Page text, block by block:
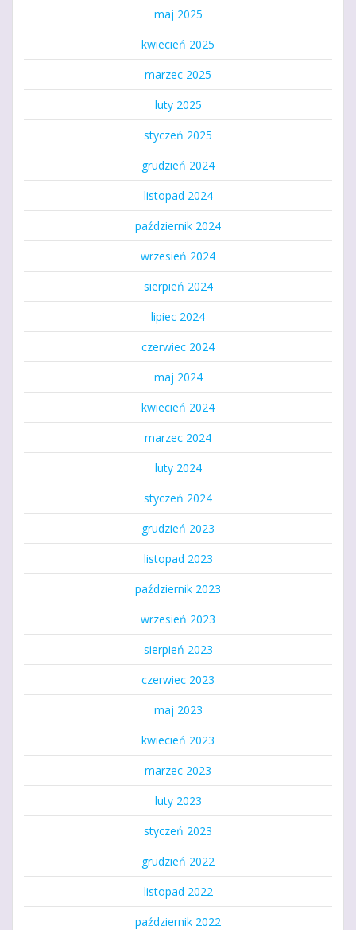
maj 2025
kwiecień 2025
marzec 2025
luty 2025
styczeń 2025
grudzień 2024
listopad 2024
październik 2024
wrzesień 2024
sierpień 2024
lipiec 2024
czerwiec 2024
maj 2024
kwiecień 2024
marzec 2024
luty 2024
styczeń 2024
grudzień 2023
listopad 2023
październik 2023
wrzesień 2023
sierpień 2023
czerwiec 2023
maj 2023
kwiecień 2023
marzec 2023
luty 2023
styczeń 2023
grudzień 2022
listopad 2022
październik 2022